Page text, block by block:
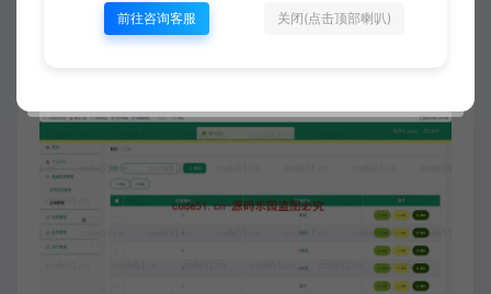
前往咨询客服 关闭(点击顶部喇叭)